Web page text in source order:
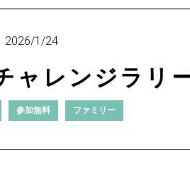
2026/1/24
ャレンジラリ
参加無料 ファミリー